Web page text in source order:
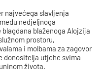
najvećega slavljenja
nedjeljnoga
blaženoga Alojzija
prostoru,
i molbama za zagovor
donositelja utjehe svima
života.